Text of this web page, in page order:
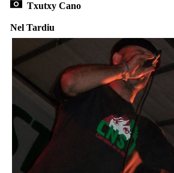
Txutxy Cano
Nel Tardiu